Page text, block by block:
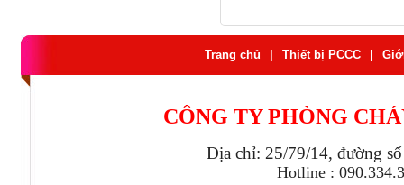
Trang chủ Thiết bị PCCC
CÔNG TY PHÒNG
Địa chỉ: 25/79/14, đường
Hotline :